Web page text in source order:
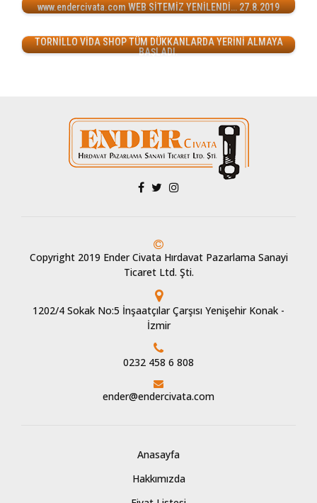
www.endercivata.com WEB SİTEMİZ YENİLENDİ… 27.8.2019
TORNİLLO VİDA SHOP TÜM DÜKKANLARDA YERİNİ ALMAYA
BAŞLADI.
Copyright 2019 Ender Civata Hırdavat Pazarlama Sanayi
Ticaret Ltd. Şti.
1202/4 Sokak No:5 İnşaatçılar Çarşısı Yenişehir Konak -
İzmir
0232 458 6 808
ender@endercivata.com
Anasayfa
Hakkımızda